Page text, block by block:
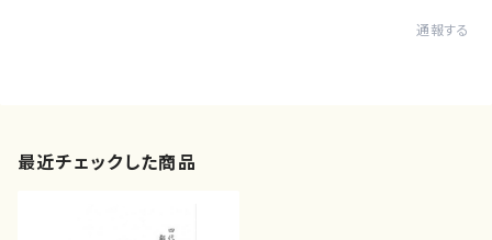
通報する
最近チェックした商品